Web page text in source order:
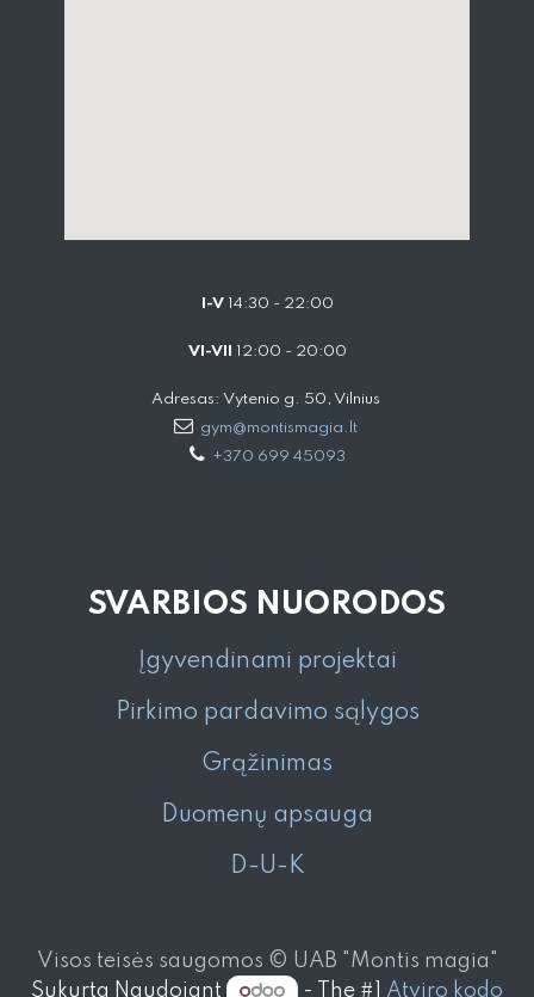
I-V14:30 - 22:00
VI-VII 12:00 - 20:00
Adresas: Vytenio g. 50, Vilnius
gym@montismagia.lt
+370 699 45093
SVARBIOS NUORODOS
Įgyvendinami projektai
Pirkimo pardavimo sąlygos
Grąžinimas
Duomenų apsauga
D-U-K
Visos teisės saugomos © UAB "Montis magia"
Sukurta Naudojant
- The #1 Atviro kodo